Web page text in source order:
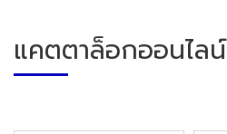
แคตตาล็อกออนไลน์